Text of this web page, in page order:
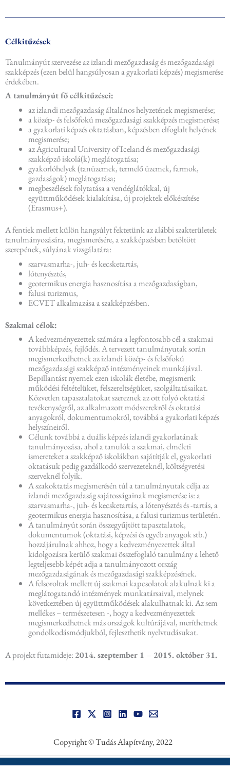
Célkitűzések
Tanulmányút szervezése az izlandi mezőgazdaság és mezőgazdasági
szakképzés (ezen belül hangsúlyosan a gyakorlati képzés) megismerése
érdekében.
A tanulmányút fő célkitűzései:
az izlandi mezőgazdaság általános helyzetének megismerése;
a közép- és felsőfokú mezőgazdasági szakképzés megismerése;
a gyakorlati képzés oktatásban, képzésben elfoglalt helyének
megismerése;
az Agricultural University of Iceland és mezőgazdasági
szakképző iskolá(k) meglátogatása;
gyakorlóhelyek (tanüzemek, termelő üzemek, farmok,
gazdaságok) meglátogatása;
megbeszélések folytatása a vendéglátókkal, új
együttműködések kialakítása, új projektek előkészítése
(Erasmus+).
A fentiek mellett külön hangsúlyt fektetünk az alábbi szakterületek
tanulmányozására, megismerésére, a szakképzésben betöltött
szerepének, súlyának vizsgálatára:
szarvasmarha-, juh- és kecsketartás,
lótenyésztés,
geotermikus energia hasznosítása a mezőgazdaságban,
falusi turizmus,
ECVET alkalmazása a szakképzésben.
Szakmai célok:
A kedvezményezettek számára a legfontosabb cél a szakmai
továbbképzés, fejlődés. A tervezett tanulmányutak során
megismerkedhetnek az izlandi közép- és felsőfokú
mezőgazdasági szakképző intézményeinek munkájával.
Bepillantást nyernek ezen iskolák életébe, megismerik
működési feltételüket, felszereltségüket, szolgáltatásaikat.
Közvetlen tapasztalatokat szereznek az ott folyó oktatási
tevékenységről, az alkalmazott módszerekről és oktatási
anyagokról, dokumentumokról, továbbá a gyakorlati képzés
helyszíneiről.
Célunk továbbá a duális képzés izlandi gyakorlatának
tanulmányozása, ahol a tanulók a szakmai, elméleti
ismereteket a szakképző iskolákban sajátítják el, gyakorlati
oktatásuk pedig gazdálkodó szervezeteknél, költségvetési
szerveknél folyik.
A szakoktatás megismerésén túl a tanulmányutak célja az
izlandi mezőgazdaság sajátosságainak megismerése is: a
szarvasmarha-, juh- és kecsketartás, a lótenyésztés és -tartás, a
geotermikus energia hasznosítása, a falusi turizmus területén.
A tanulmányút során összegyűjtött tapasztalatok,
dokumentumok (oktatási, képzési és egyéb anyagok stb.)
hozzájárulnak ahhoz, hogy a kedvezményezettek által
kidolgozásra kerülő szakmai összefoglaló tanulmány a lehető
legteljesebb képét adja a tanulmányozott ország
mezőgazdaságának és mezőgazdasági szakképzésének.
A felsoroltak mellett új szakmai kapcsolatok alakulnak ki a
meglátogatandó intézmények munkatársaival, melynek
következtében új együttműködések alakulhatnak ki. Az sem
mellékes – természetesen -, hogy a kedvezményezettek
megismerkedhetnek más országok kultúrájával, meríthetnek
gondolkodásmódjukból, fejleszthetik nyelvtudásukat.
A projekt futamideje: 2014. szeptember 1 – 2015. október 31.
Copyright © Tudás Alapítvány, 2022